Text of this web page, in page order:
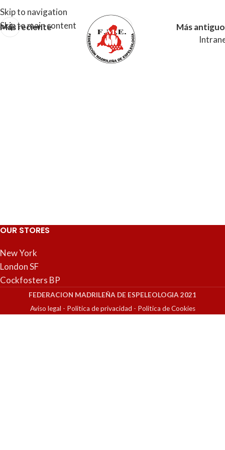
Skip to navigation
Skip to main content
MENU
Más reciente Más antiguo
OUR STORES
New York
London SF
Cockfosters BP
FEDERACION MADRILEÑA DE ESPELEOLOGIA 2021
Aviso legal - Politica de privacidad - Politica de Cookies